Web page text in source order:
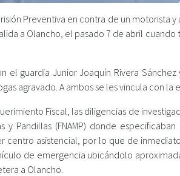
Preventiva en contra de un motorista
a Olancho, el pasado 7 de abril
el guardia Junior Joaquín Rivera
agravado. A ambos se les vincula con
Fiscal, las diligencias de
y Pandillas (FNAMP) donde
centro asistencial, por lo que de
de emergencia ubicándolo
a Olancho.